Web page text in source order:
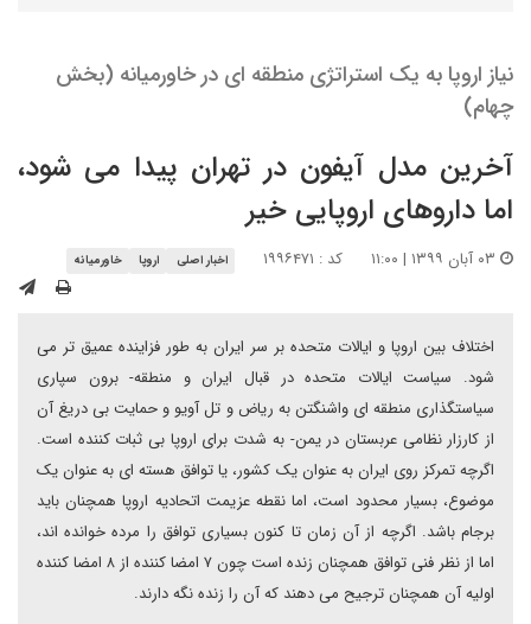
نیاز اروپا به یک استراتژی منطقه ای در خاورمیانه (بخش
چهام)
آخرین مدل آیفون در تهران پیدا می شود،
اما داروهای اروپایی خیر
کد : ۱۹۹۶۴۷۱ اخبار اصلی اروپا خاورمیانه
اختلاف بین اروپا و ایالات متحده بر سر ایران به طور فزاینده عمیق تر می
شود. سیاست ایالات متحده در قبال ایران و منطقه- برون سپاری
سیاستگذاری منطقه ای واشنگتن به ریاض و تل آویو و حمایت بی دریغ آن
از کارزار نظامی عربستان در یمن- به شدت برای اروپا بی ثبات کننده است.
اگرچه تمرکز روی ایران به عنوان یک کشور، یا توافق هسته ای به عنوان یک
موضوع، بسیار محدود است، اما نقطه عزیمت اتحادیه اروپا همچنان باید
برجام باشد. اگرچه از آن زمان تا کنون بسیاری توافق را مرده خوانده اند،
اما از نظر فنی توافق همچنان زنده است چون ۷ امضا کننده از ۸ امضا کننده
اولیه آن همچنان ترجیح می دهند که آن را زنده نگه دارند.